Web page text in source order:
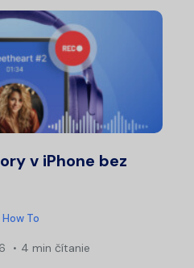
v iPhone bez
How To
4 min čítanie